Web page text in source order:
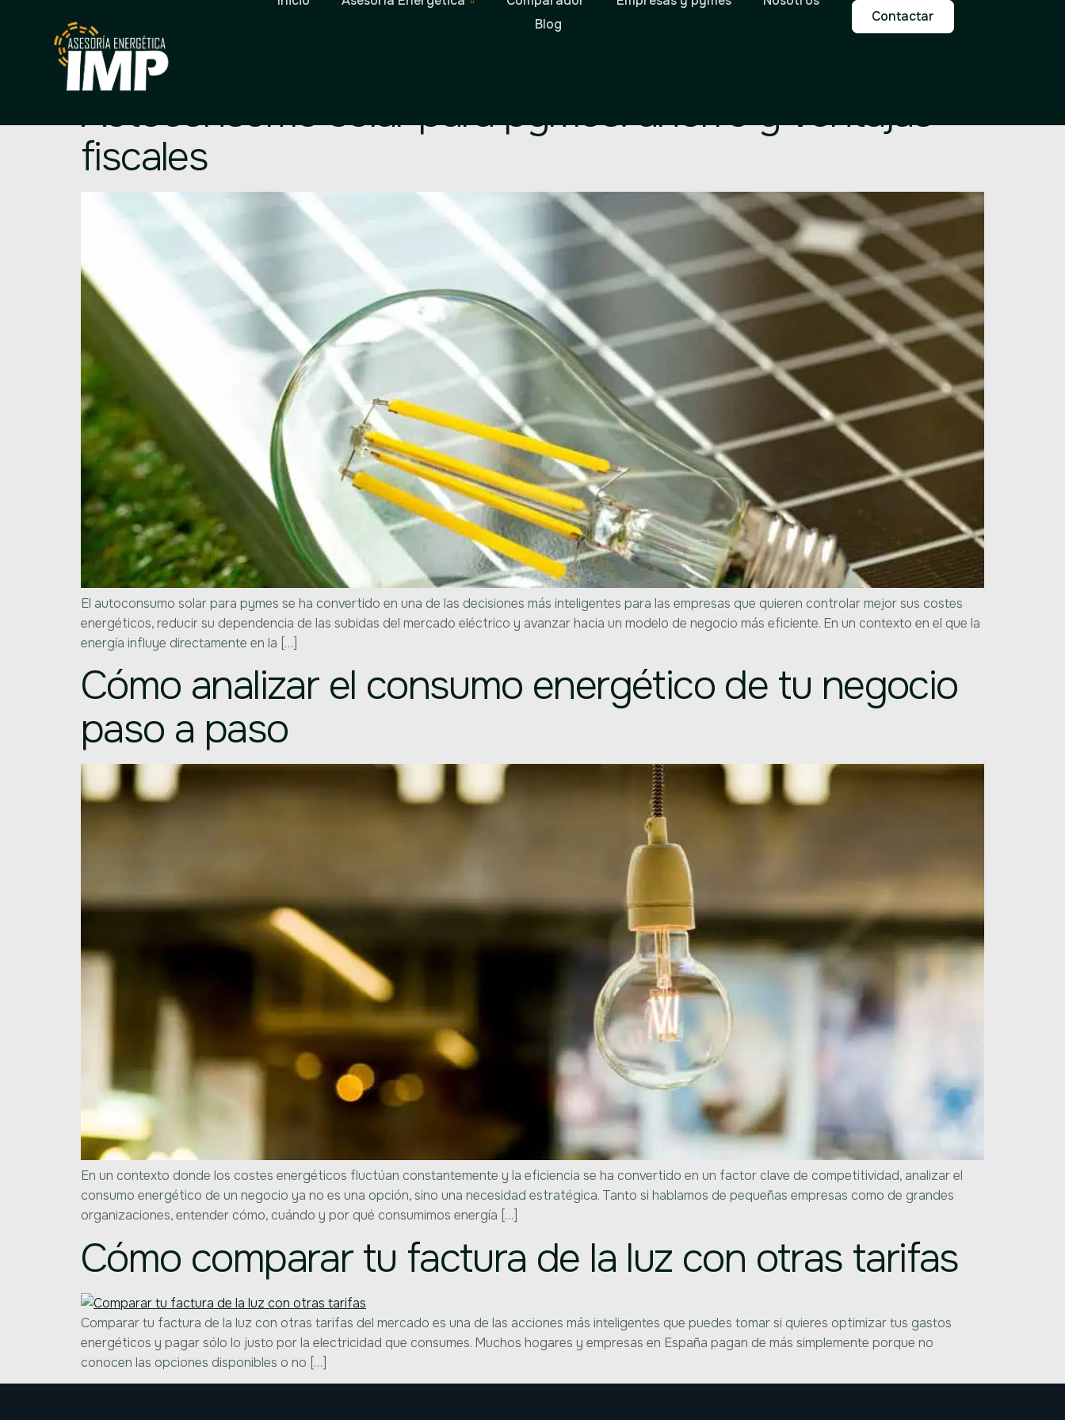
Blog
Contactar
Categoría: Uncategorized
Autoconsumo solar para pymes: ahorro y ventajas
fiscales
El autoconsumo solar para pymes se ha convertido en una de las decisiones más inteligentes para las empresas que quieren controlar mejor sus costes
energéticos, reducir su dependencia de las subidas del mercado eléctrico y avanzar hacia un modelo de negocio más eficiente. En un contexto en el que la
energía influye directamente en la […]
Cómo analizar el consumo energético de tu negocio
paso a paso
En un contexto donde los costes energéticos fluctúan constantemente y la eficiencia se ha convertido en un factor clave de competitividad, analizar el
consumo energético de un negocio ya no es una opción, sino una necesidad estratégica. Tanto si hablamos de pequeñas empresas como de grandes
organizaciones, entender cómo, cuándo y por qué consumimos energía […]
Cómo comparar tu factura de la luz con otras tarifas
Comparar tu factura de la luz con otras tarifas del mercado es una de las acciones más inteligentes que puedes tomar si quieres optimizar tus gastos
energéticos y pagar sólo lo justo por la electricidad que consumes. Muchos hogares y empresas en España pagan de más simplemente porque no
conocen las opciones disponibles o no […]